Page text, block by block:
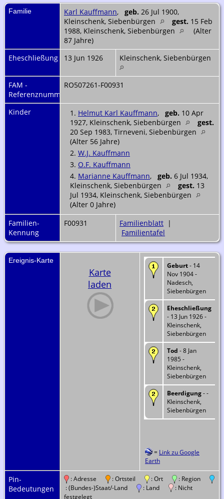
Familie Karl Kauffmann, geb. 26 Jul 1900,
Kleinschenk, Siebenbürgen
gest. 15 Feb
1988, Kleinschenk, Siebenbürgen
(Alter
87 Jahre)
Eheschließung
13 Jun 1926 Kleinschenk, Siebenbürgen
FAM -
Referenznummer
RO507261-F00931
Kinder 1. Helmut Karl Kauffmann, geb. 10 Apr
1927, Kleinschenk, Siebenbürgen
gest.
20 Sep 1983, Tirneveni, Siebenbürgen
(Alter 56 Jahre)
2. W.J. Kauffmann
3. O.F. Kauffmann
4. Marianne Kauffmann, geb. 6 Jul 1934,
Kleinschenk, Siebenbürgen
gest. 13
Jul 1934, Kleinschenk, Siebenbürgen
(Alter 0 Jahre)
Familien-
Kennung
F00931 Familienblatt |
Familientafel
Ereignis-Karte
Karte
laden
Geburt- 14
Nov 1904 -
Nadesch,
Siebenbürgen
Eheschließung
- 13 Jun 1926 -
Kleinschenk,
Siebenbürgen
Tod - 8 Jan
1985 -
Kleinschenk,
Siebenbürgen
Beerdigung- -
Kleinschenk,
Siebenbürgen
= Link zu Google
Earth
Pin-
Bedeutungen
: Adresse : Ortsteil : Ort
: Region
: (Bundes-)Staat/-Land
: Land
: Nicht
festgelegt